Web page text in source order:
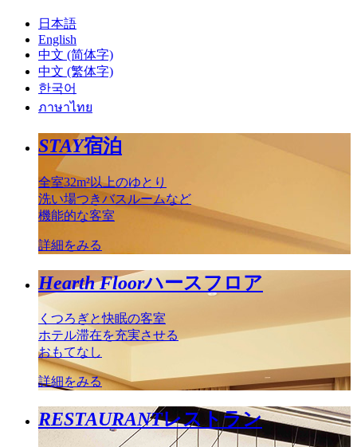
日本語
English
中文 (简体字)
中文 (繁体字)
한국어
ภาษาไทย
STAY宿泊
全室32m²以上のゆとり
洗い場つきバスルームなど
機能的な客室
詳細をみる
Hearth Floorハースフロア
くつろぎと快眠の客室
ホテル滞在を充実させる
おもてなし
詳細をみる
RESTAURANTレストラン